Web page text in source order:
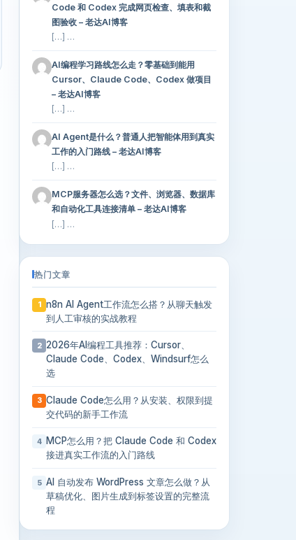
Code 和 Codex 完成网页检查、填表和截
图验收 – 老达AI博客
[…] …
AI编程学习路线怎么走？零基础到能用
Cursor、Claude Code、Codex 做项目
– 老达AI博客
[…] …
AI Agent是什么？普通人把智能体用到真实
工作的入门路线 – 老达AI博客
[…] …
MCP服务器怎么选？文件、浏览器、数据库
和自动化工具连接清单 – 老达AI博客
[…] …
热门文章
1
n8n AI Agent工作流怎么搭？从聊天触发
到人工审核的实战教程
2 2026年AI编程工具推荐：Cursor、
Claude Code、Codex、Windsurf怎么
选
3 Claude Code怎么用？从安装、权限到提
交代码的新手工作流
4
MCP怎么用？把 Claude Code 和 Codex
接进真实工作流的入门路线
5 AI 自动发布 WordPress 文章怎么做？从
草稿优化、图片生成到标签设置的完整流
程